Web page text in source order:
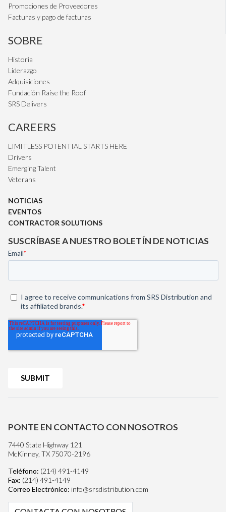
Promociones de Proveedores
Facturas y pago de facturas
SOBRE
Historia
Liderazgo
Adquisiciones
Fundación Raise the Roof
SRS Delivers
CAREERS
LIMITLESS POTENTIAL STARTS HERE
Drivers
Emerging Talent
Veterans
NOTICIAS
EVENTOS
CONTRACTOR SOLUTIONS
SUSCRÍBASE A NUESTRO BOLETÍN DE NOTICIAS
PONTE EN CONTACTO CON NOSOTROS
7440 State Highway 121
McKinney, TX 75070-2196
Teléfono: (214) 491-4149
Fax: (214) 491-4149
Correo Electrónico: info@srsdistribution.com